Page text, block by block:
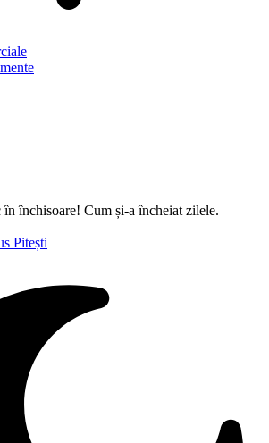
în închisoare! Cum și-a încheiat zilele.